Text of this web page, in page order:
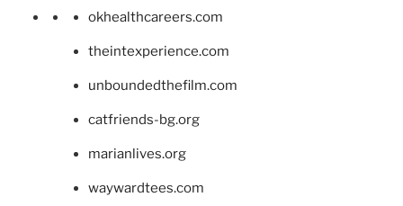
okhealthcareers.com
theintexperience.com
unboundedthefilm.com
catfriends-bg.org
marianlives.org
waywardtees.com